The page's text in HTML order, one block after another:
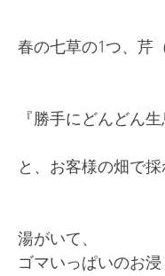
春の七草の1つ、芹
『勝手にどんどん
と、お客様の畑で
湯がいて、﻿
ゴマいっぱいのお浸